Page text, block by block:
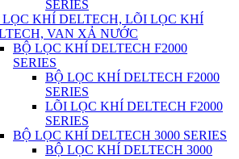
SERIES
LỌC KHÍ DELTECH, LÕI LỌC KHÍ
VAN XẢ NƯỚC
BỘ LỌC KHÍ DELTECH F2000
SERIES
BỘ LỌC KHÍ DELTECH F2000
SERIES
LÕI LỌC KHÍ DELTECH F2000
SERIES
BỘ LỌC KHÍ DELTECH 3000 SERIES
BỘ LỌC KHÍ DELTECH 3000